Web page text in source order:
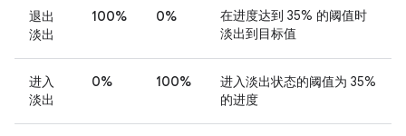
退出
淡出
100% 0%
在进度达到 35% 的阈值时
淡出到目标值
进入
淡出
0% 100%
进入淡出状态的阈值为 35%
的进度